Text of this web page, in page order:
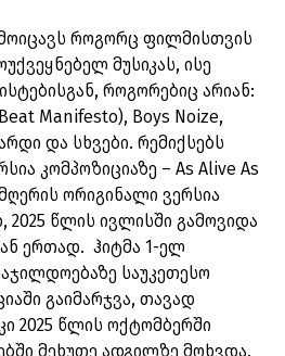
როგორც ფილმისთვის
მუსიკას, ისე
როგორებიც არიან:
Manifesto), Boys Noize,
და სხვები. რემიქსებს
კომპოზიციაზე – As Alive As
ორიგინალი ვერსია
წლის ივლისში გამოვიდა
ერთად. ჰიტმა 1-ელ
საუკეთესო
გაიმარჯვა, თავად
2025 წლის ოქტომბერში
მეხუთე ადგილზე მოხვდა.